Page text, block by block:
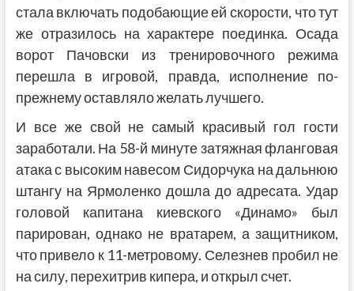
стала включать подобающие ей скорости, что тут
же отразилось на характере поединка. Осада
ворот Пачовски из тренировочного режима
перешла в игровой, правда, исполнение по-
прежнему оставляло желать лучшего.
И все же свой не самый красивый гол гости
заработали. На 58-й минуте затяжная фланговая
атака с высоким навесом Сидорчука на дальнюю
штангу на Ярмоленко дошла до адресата. Удар
головой капитана киевского «Динамо» был
парирован, однако не вратарем, а защитником,
что привело к 11-метровому. Селезнев пробил не
на силу, перехитрив кипера, и открыл счет.